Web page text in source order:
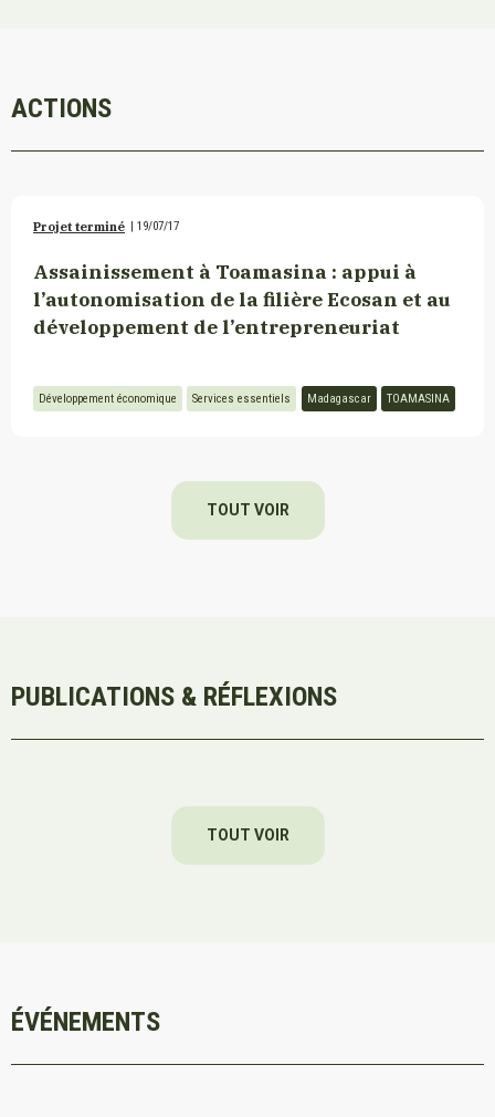
ACTIONS
Projet terminé 19/07/17
Assainissement à Toamasina : appui à
l’autonomisation de la filière Ecosan et au
développement de l’entrepreneuriat
Développement économique Services essentiels Madagascar TOAMASINA
TOUT VOIR
PUBLICATIONS & RÉFLEXIONS
TOUT VOIR
ÉVÉNEMENTS